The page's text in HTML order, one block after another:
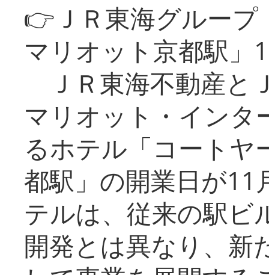
👉ＪＲ東海グルー
マリオット京都駅」
ＪＲ東海不動産と
マリオット・インタ
るホテル「コートヤ
都駅」の開業日が11
テルは、従来の駅ビ
開発とは異なり、新